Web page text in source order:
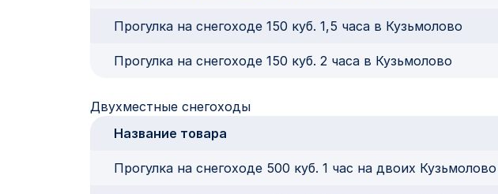
Прогулка на снегоходе 150 куб. 1,5 часа в Кузьмолово
Прогулка на снегоходе 150 куб. 2 часа в Кузьмолово
Двухместные снегоходы
Название товара
Прогулка на снегоходе 500 куб. 1 час на двоих Кузьмолово